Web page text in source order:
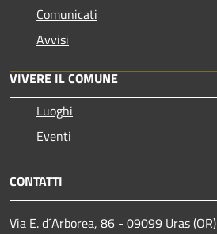
Comunicati
Avvisi
VIVERE IL COMUNE
Luoghi
Eventi
CONTATTI
Via E. d´Arborea, 86 - 09099 Uras (OR)